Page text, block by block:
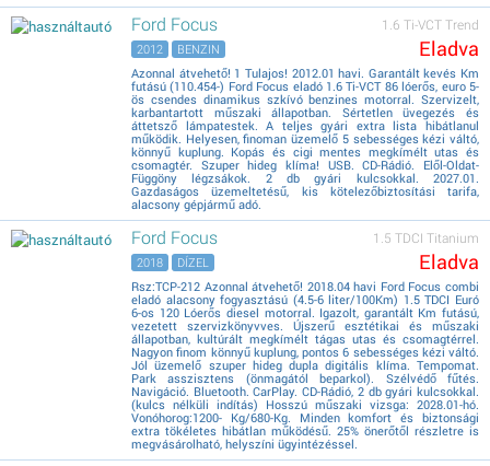
Ford Focus 1.6 Ti-VCT Trend
Eladva
2012 BENZIN
Azonnal átvehető! 1 Tulajos! 2012.01 havi. Garantált kevés Km
futású (110.454-) Ford Focus eladó 1.6 Ti-VCT 86 lóerős, euro 5-
ös csendes dinamikus szkívó benzines motorral. Szervizelt,
karbantartott műszaki állapotban. Sértetlen üvegezés és
áttetsző lámpatestek. A teljes gyári extra lista hibátlanul
működik. Helyesen, finoman üzemelő 5 sebességes kézi váltó,
könnyű kuplung. Kopás és cigi mentes megkímélt utas és
csomagtér. Szuper hideg klíma! USB. CD-Rádió. Elől-Oldat-
Függöny légzsákok. 2 db gyári kulcsokkal. 2027.01.
Gazdaságos üzemeltetésű, kis kötelezőbiztosítási tarifa,
alacsony gépjármű adó.
Ford Focus 1.5 TDCI Titanium
Eladva
2018 DÍZEL
Rsz:TCP-212 Azonnal átvehető! 2018.04 havi Ford Focus combi
eladó alacsony fogyasztású (4.5-6 liter/100Km) 1.5 TDCI Euró
6-os 120 Lóerős diesel motorral. Igazolt, garantált Km futású,
vezetett szervizkönyvves. Újszerű esztétikai és műszaki
állapotban, kultúrált megkímélt tágas utas és csomagtérrel.
Nagyon finom könnyű kuplung, pontos 6 sebességes kézi váltó.
Jól üzemelő szuper hideg dupla digitális klíma. Tempomat.
Park asszisztens (önmagától beparkol). Szélvédő fűtés.
Navigáció. Bluetooth. CarPlay. CD-Rádió, 2 db gyári kulcsokkal.
(kulcs nélküli indítás) Hosszú műszaki vizsga: 2028.01-hó.
Vonóhorog:1200- Kg/680-Kg. Minden komfort és biztonsági
extra tökéletes hibátlan működésű. 25% önerőtől részletre is
megvásárolható, helyszíni ügyintézéssel.